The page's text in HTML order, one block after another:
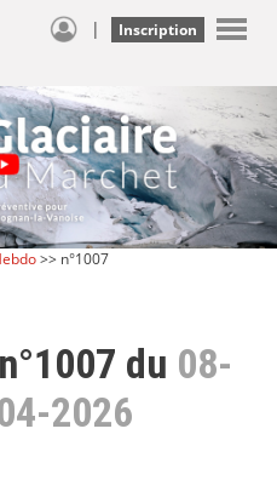
| Inscription
>> n°1007
du 08-
2026